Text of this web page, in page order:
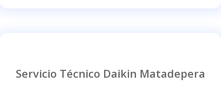
Servicio Técnico Daikin Matadepera